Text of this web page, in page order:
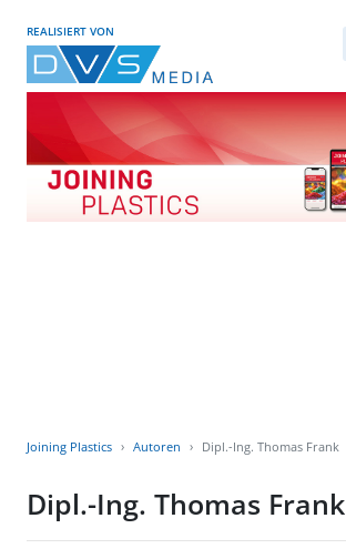
REALISIERT VON
Joining Plastics Autoren Dipl.-Ing. Thomas Frank
Dipl.-Ing. Thomas Frank